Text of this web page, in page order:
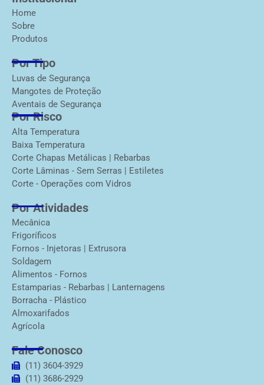
Home
Sobre
Produtos
Por Tipo
Luvas de Segurança
Mangotes de Proteção
Aventais de Segurança
Por Risco
Alta Temperatura
Baixa Temperatura
Corte Chapas Metálicas | Rebarbas
Corte Lâminas - Sem Serras | Estiletes
Corte - Operações com Vidros
Por Atividades
Mecânica
Frigoríficos
Fornos - Injetoras | Extrusora
Soldagem
Alimentos - Fornos
Estamparias - Rebarbas | Lanternagens
Borracha - Plástico
Almoxarifados
Agrícola
Fale Conosco
(11) 3604-3929
(11) 3686-2929